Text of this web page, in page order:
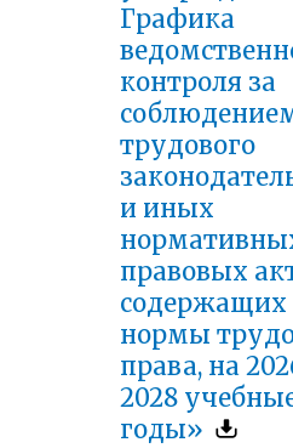
Графика
контроля за
трудового
и иных
правовых
содержащих
нормы
права, на
2028
годы»